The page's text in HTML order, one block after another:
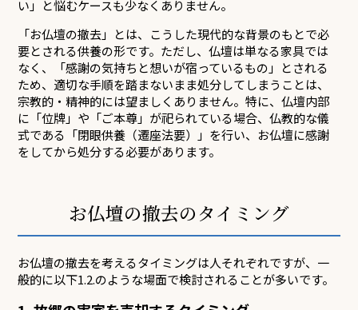
い」と悩むケースも少なくありません。
「お仏壇の撤去」とは、こうした現代的な背景のもとで必
要とされる供養の形です。ただし、仏壇は単なる家具では
なく、「感謝の気持ちと想いが宿っているもの」とされる
ため、適切な手順を踏まないまま処分してしまうことは、
宗教的・精神的には望ましくありません。特に、仏壇内部
に「位牌」や「ご本尊」が祀られている場合、仏教的な儀
式である「閉眼供養（遷座法要）」を行い、お仏壇に感謝
をしてから処分する必要があります。
お仏壇の撤去のタイミング
お仏壇の撤去を考えるタイミングは人それぞれですが、一
般的に以下1.2.のような場面で検討されることが多いです。